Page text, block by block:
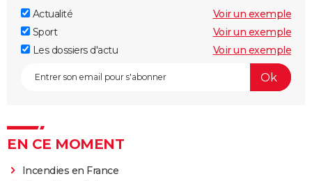
Actualité
Voir un exemple
Sport
Voir un exemple
Les dossiers d'actu
Voir un exemple
EN CE MOMENT
Incendies en France